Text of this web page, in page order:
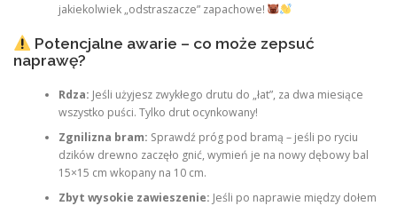
jakiekolwiek „odstraszacze” zapachowe!
Potencjalne awarie – co może zepsuć
naprawę?
Rdza: Jeśli użyjesz zwykłego drutu do „łat”, za dwa miesiące
wszystko puści. Tylko drut ocynkowany!
Zgnilizna bram: Sprawdź próg pod bramą – jeśli po ryciu
dzików drewno zaczęło gnić, wymień je na nowy dębowy bal
15×15 cm wkopany na 10 cm.
Zbyt wysokie zawieszenie: Jeśli po naprawie między dołem